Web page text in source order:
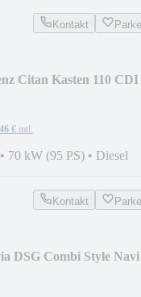
Kontakt
Citan Kasten 110 CDI
€ mtl.
• 70 kW (95 PS) • Diesel
Kontakt
DSG Combi Style Navi